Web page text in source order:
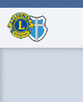
Zum
Inhalt
springen